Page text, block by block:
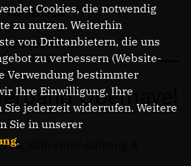
IMPRESSUM
DATENSCHUTZ
Oberhavel
Südcenter Aufgang A
Cookies, die notwendig
zu nutzen. Weiterhin
von Drittanbietern, die uns
zu verbessern (Website-
Verwendung bestimmter
Ihre Einwilligung. Ihre
jederzeit widerrufen. Weitere
Sie in unserer
.